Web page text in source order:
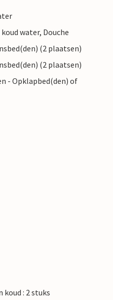
water, Douche
(2 plaatsen)
(2 plaatsen)
- Opklapbed(den) of
: 2 stuks